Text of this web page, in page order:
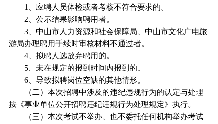
1、应聘人员体检或者考核不符合要求的。
2、公示结果影响聘用者。
3、中山市人力资源和社会保障局、中山市文化广电旅
游局办理聘用手续时审核材料不通过者。
4、拟聘人选放弃聘用的。
5、未在规定的报到时间内报到的。
6、导致拟聘岗位空缺的其他情形。
（二）本次招聘中涉及的违纪违规行为的认定与处理
按《事业单位公开招聘违纪违规行为处理规定》执行。
（三）本次考试不举办、也不委托任何机构举办考试